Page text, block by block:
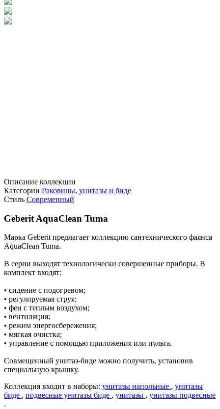
Описание коллекции
Категории Раковины, унитазы и биде
Стиль Современный
Geberit AquaClean Tuma
Марка Geberit предлагает коллекцию сантехнического фаянса
AquaClean Tuma.
В серии выходят технологически совершенные приборы. В
комплект входят:
• сидение с подогревом;
• регулируемая струя;
• фен с теплым воздухом;
• вентиляция;
• режим энергосбережения;
• мягкая очистка;
• управление с помощью приложения или пульта.
Совмещенный унитаз-биде можно получить, установив
специальную крышку.
Коллекция входит в наборы: унитазы напольные , унитазы
биде , подвесные унитазы биде , унитазы , унитазы подвесные
.